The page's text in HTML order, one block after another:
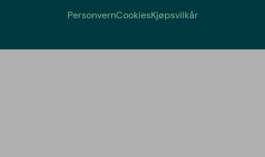
PersonvernCookiesKjøpsvilkår